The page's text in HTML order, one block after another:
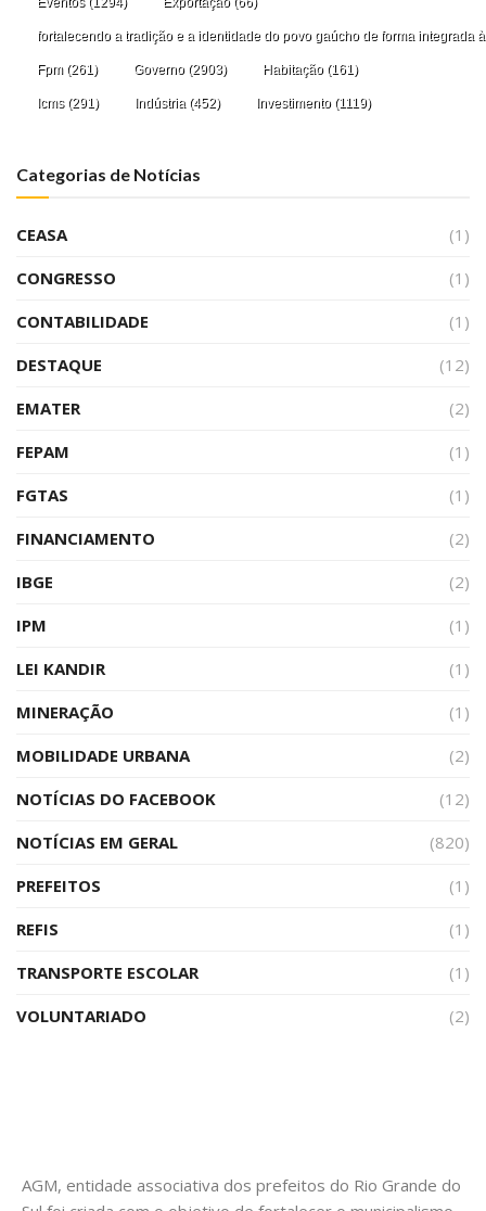
fortalecendo a tradição e a identidade do povo gaúcho de forma
Fpm(261) Governo(2903) Habitação(161)
Icms(291) Indústria (452) Investimento(1119)
Categorias de Notícias
CEASA
(1)
CONGRESSO
(1)
CONTABILIDADE
(1)
DESTAQUE
(12)
EMATER
(2)
FEPAM
(1)
FGTAS
(1)
FINANCIAMENTO
(2)
IBGE
(2)
IPM
(1)
LEI KANDIR
(1)
MINERAÇÃO
(1)
MOBILIDADE URBANA
(2)
NOTÍCIAS DO FACEBOOK
(12)
NOTÍCIAS EM GERAL
(820)
PREFEITOS
(1)
REFIS
(1)
TRANSPORTE ESCOLAR
(1)
VOLUNTARIADO
(2)
AGM, entidade associativa dos prefeitos do Rio Grande do